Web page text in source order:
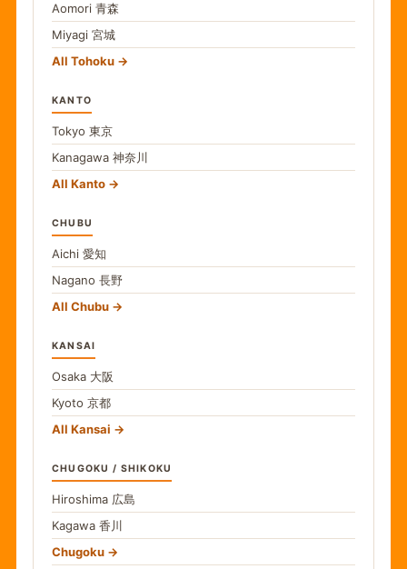
Aomori 青森
Miyagi 宮城
All Tohoku
KANTO
Tokyo 東京
Kanagawa 神奈川
All Kanto
CHUBU
Aichi 愛知
Nagano 長野
All Chubu
KANSAI
Osaka 大阪
Kyoto 京都
All Kansai
CHUGOKU / SHIKOKU
Hiroshima 広島
Kagawa 香川
Chugoku